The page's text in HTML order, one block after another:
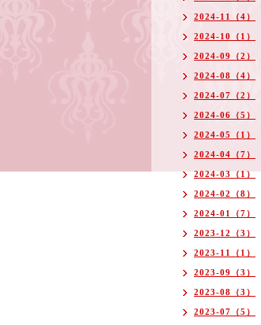
2024-11（4）
2024-10（1）
2024-09（2）
2024-08（4）
2024-07（2）
2024-06（5）
2024-05（1）
2024-04（7）
2024-03（1）
2024-02（8）
2024-01（7）
2023-12（3）
2023-11（1）
2023-09（3）
2023-08（3）
2023-07（5）